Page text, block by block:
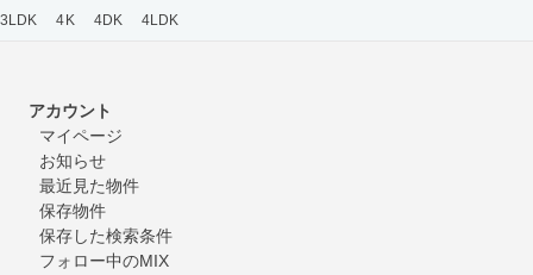
3LDK
4K 4DK 4LDK
アカウント
マイページ
お知らせ
最近見た物件
保存物件
保存した検索条件
フォロー中のMIX